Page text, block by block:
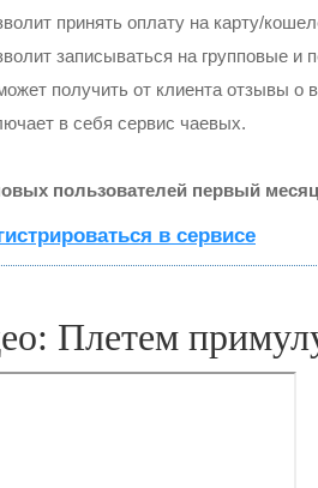
принять оплату на карту/
записываться на групповые и
получить от клиента отзывы о
в себя сервис чаевых.
пользователей первый
в сервисе
Плетем